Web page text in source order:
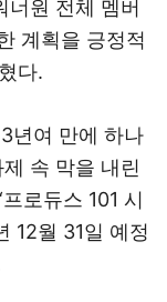
너원 전체 멤버
계획을 긍정적
다.
년여 만에 하나
속 막을 내린
로듀스 101 시
12월 31일 예정